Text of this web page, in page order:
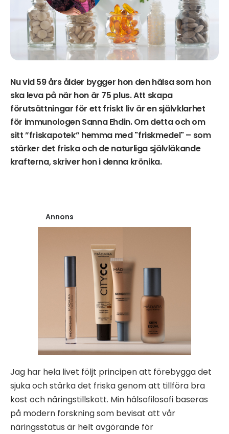
Nu vid 59 års ålder bygger hon den hälsa som hon
ska leva på när hon är 75 plus. Att skapa
förutsättningar för ett friskt liv är en självklarhet
för immunologen Sanna Ehdin. Om detta och om
sitt ”friskapotek” hemma med "friskmedel" – som
stärker det friska och de naturliga självläkande
krafterna, skriver hon i denna krönika.
Annons
Jag har hela livet följt principen att förebygga det
sjuka och stärka det friska genom att tillföra bra
kost och näringstillskott. Min hälsofilosofi baseras
på modern forskning som bevisat att vår
näringsstatus är helt avgörande för